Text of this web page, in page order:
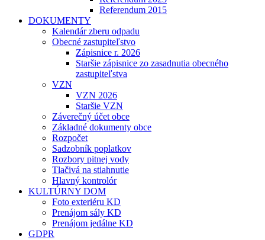
Referendum 2015
DOKUMENTY
Kalendár zberu odpadu
Obecné zastupiteľstvo
Zápisnice r. 2026
Staršie zápisnice zo zasadnutia obecného
zastupiteľstva
VZN
VZN 2026
Staršie VZN
Záverečný účet obce
Základné dokumenty obce
Rozpočet
Sadzobník poplatkov
Rozbory pitnej vody
Tlačivá na stiahnutie
Hlavný kontrolór
KULTÚRNY DOM
Foto exteriéru KD
Prenájom sály KD
Prenájom jedálne KD
GDPR